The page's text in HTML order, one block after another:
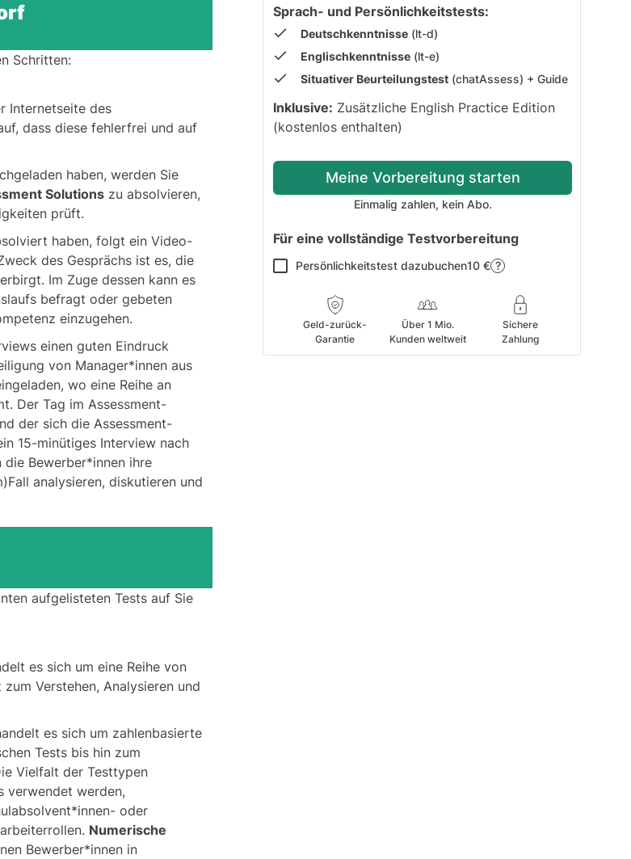
Sprach- und Persönlichkeitstests:
Deutschkenntnisse (lt-d)
Englischkenntnisse (lt-e)
Situativer Beurteilungstest (chatAssess) + Guide
Inklusive: Zusätzliche English Practice Edition
(kostenlos enthalten)
Meine Vorbereitung starten
Einmalig zahlen, kein Abo.
Für eine vollständige Testvorbereitung
Persönlichkeitstest dazubuchen10 € ?
Geld-zurück-
Garantie
Über 1 Mio.
Kunden weltweit
Sichere
Zahlung
Schritten:
Internetseite des
dass diese fehlerfrei und auf
haben, werden Sie
Solutions zu absolvieren,
prüft.
haben, folgt ein Video-
des Gesprächs ist es, die
Im Zuge dessen kann es
befragt oder gebeten
einzugehen.
einen guten Eindruck
von Manager*innen aus
wo eine Reihe an
Der Tag im Assessment-
der sich die Assessment-
15-minütiges Interview nach
die Bewerber*innen ihre
analysieren, diskutieren und
aufgelisteten Tests auf Sie
es sich um eine Reihe von
Verstehen, Analysieren und
es sich um zahlenbasierte
Tests bis hin zum
Vielfalt der Testtypen
verwendet werden,
oder
Numerische
Bewerber*innen in